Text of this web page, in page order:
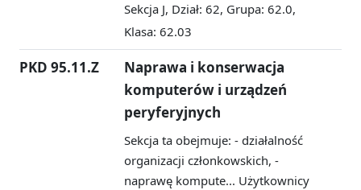
Sekcja J, Dział: 62, Grupa: 62.0,
Klasa: 62.03
PKD 95.11.Z
Naprawa i konserwacja
komputerów i urządzeń
peryferyjnych
Sekcja ta obejmuje: - działalność
organizacji członkowskich, -
naprawę kompute... Użytkownicy